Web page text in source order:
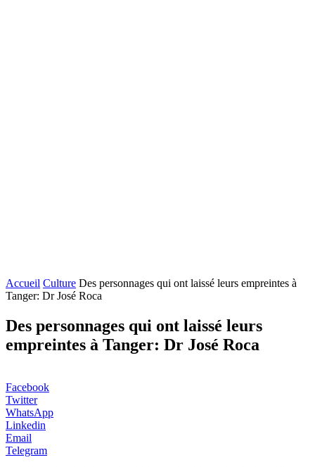
Accueil Culture Des personnages qui ont laissé leurs empreintes à
Tanger: Dr José Roca
Des personnages qui ont laissé leurs
empreintes à Tanger: Dr José Roca
Facebook
Twitter
WhatsApp
Linkedin
Email
Telegram